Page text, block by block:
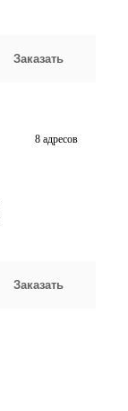
Заказать
8 адресов
Заказать